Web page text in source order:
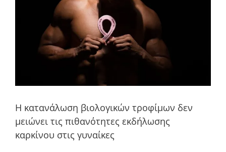
Η κατανάλωση βιολογικών τροφίμων δεν
μειώνει τις πιθανότητες εκδήλωσης
καρκίνου στις γυναίκες